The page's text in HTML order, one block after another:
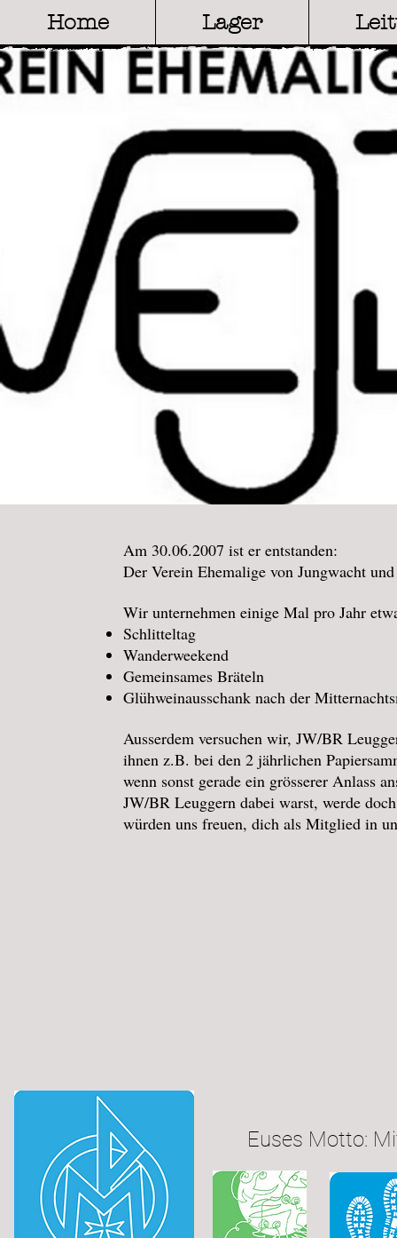
Home Lager
Am 30.06.2007 ist er entstanden:
Der Verein Ehemalige von Jungwacht
Wir unternehmen einige Mal pro Jahr
Schlitteltag
Wanderweekend
Gemeinsames Bräteln
Glühweinausschank nach der
Ausserdem versuchen wir, JW/BR
ihnen z.B. bei den 2 jährlichen
wenn sonst gerade ein grösserer Anlass
JW/BR Leuggern dabei warst, werde
würden uns freuen, dich als Mitglied in
Euses Motto: